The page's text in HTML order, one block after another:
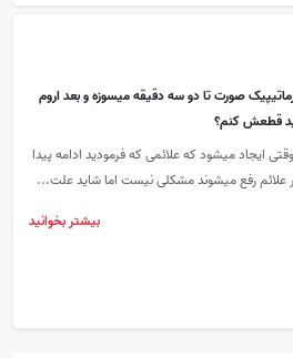
صورت تا دو سه دقیقه میسوزه و بعد اروم
قطعش کنم؟
ایجاد میشود که علائمی که فرمودید ادامه پیدا
علائم رفع میشوند مشکلی نیست اما شاید علت...
بیشتر بخوانید